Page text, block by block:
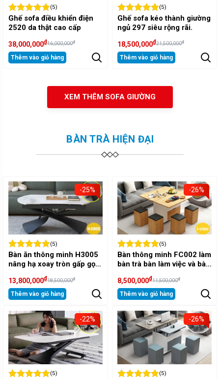
(5)
Ghế sofa điều khiển điện
2520 da thật cao cấp
38,000,000₫46,000,000₫
Thêm vào giỏ hàng
(5)
Ghế sofa kéo thành giường
ngủ 297 siêu rộng rãi.
18,500,000₫21,500,000₫
Thêm vào giỏ hàng
XEM THÊM SOFA GIƯỜNG
BÀN TRÀ HIỆN ĐẠI
-25%
(5)
Bàn ăn thông minh H3005
nâng hạ xoay tròn gấp gọn
13,800,000₫18,500,000₫
Thêm vào giỏ hàng
-26%
(5)
Bàn thông minh FC002 làm
bàn trà bàn làm việc và bàn
8,500,000₫11,500,000₫
Thêm vào giỏ hàng
-22%
(5)
-26%
(5)